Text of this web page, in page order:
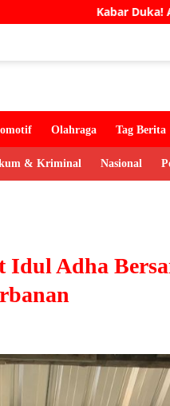
Advokat No Viral No
Olahraga Tag Berita
& Kriminal Nasional
Idul Adha